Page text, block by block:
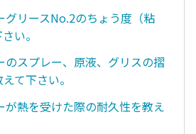
グリースNo.2のちょう度（粘
い。
のスプレー、原液、グリスの摺
て下さい。
が熱を受けた際の耐久性を教え